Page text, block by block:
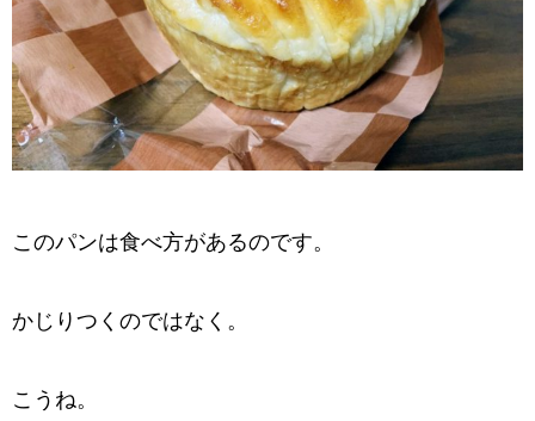
このパンは食べ方があるのです。
かじりつくのではなく。
こうね。